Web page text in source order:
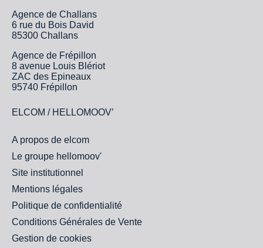
Agence de Challans
6 rue du Bois David
85300 Challans
Agence de Frépillon
8 avenue Louis Blériot
ZAC des Epineaux
95740 Frépillon
ELCOM / HELLOMOOV’
A propos de elcom
Le groupe hellomoov'
Site institutionnel
Mentions légales
Politique de confidentialité
Conditions Générales de Vente
Gestion de cookies